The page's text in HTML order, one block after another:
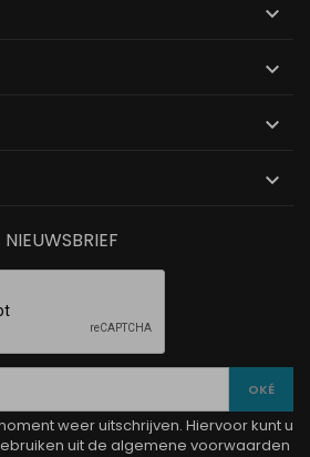




NIEUWSBRIEF
weer uitschrijven. Hiervoor kunt u
uit de algemene voorwaarden